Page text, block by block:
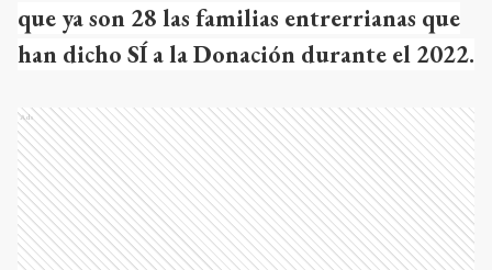
que ya son 28 las familias entrerrianas que
han dicho SÍ a la Donación durante el 2022.
Ads